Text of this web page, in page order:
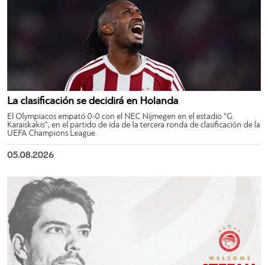
La clasificación se decidirá en Holanda
El Olympiacos empató 0-0 con el NEC Nijmegen en el estadio “G.
Karaiskakis”, en el partido de ida de la tercera ronda de clasificación de la
UEFA Champions League.
05.08.2026